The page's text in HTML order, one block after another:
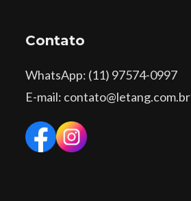
Contato
WhatsApp: (11) 97574-0997
E-mail: contato@letang.com.br